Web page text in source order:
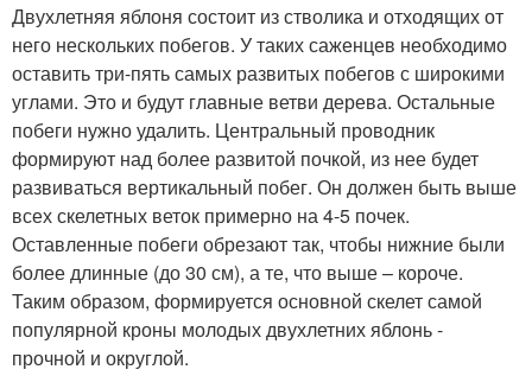
Двухлетняя яблоня состоит из стволика и отходящих от
него нескольких побегов. У таких саженцев необходимо
оставить три-пять самых развитых побегов с широкими
углами. Это и будут главные ветви дерева. Остальные
побеги нужно удалить. Центральный проводник
формируют над более развитой почкой, из нее будет
развиваться вертикальный побег. Он должен быть выше
всех скелетных веток примерно на 4-5 почек.
Оставленные побеги обрезают так, чтобы нижние были
более длинные (до 30 см), а те, что выше – короче.
Таким образом, формируется основной скелет самой
популярной кроны молодых двухлетних яблонь -
прочной и округлой.